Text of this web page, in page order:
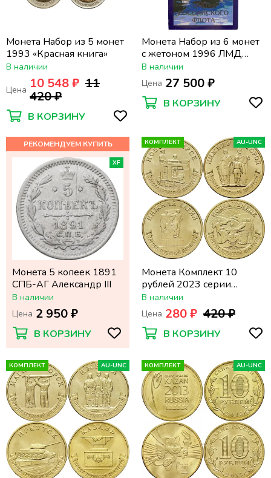
Монета Набор из 5 монет
1993 «Красная книга»
В наличии
Цена 10 548 ₽ 11
420 ₽
В КОРЗИНУ
Монета Набор из 6 монет
с жетоном 1996 ЛМД
«300 лет Российского
флота» в официальном
буклете
В наличии
Цена 27 500 ₽
В КОРЗИНУ
XF
Монета 5 копеек 1891
СПБ-АГ Александр III
В наличии
Цена 2 950 ₽
В КОРЗИНУ
КОМПЛЕКТ AU-UNC
Монета Комплект 10
рублей 2023 серии
«Города трудовой
доблести» (4 шт) - 3-ий
выпуск
В наличии
Цена 280 ₽ 420 ₽
В КОРЗИНУ
КОМПЛЕКТ AU-UNC КОМПЛЕКТ AU-UNC